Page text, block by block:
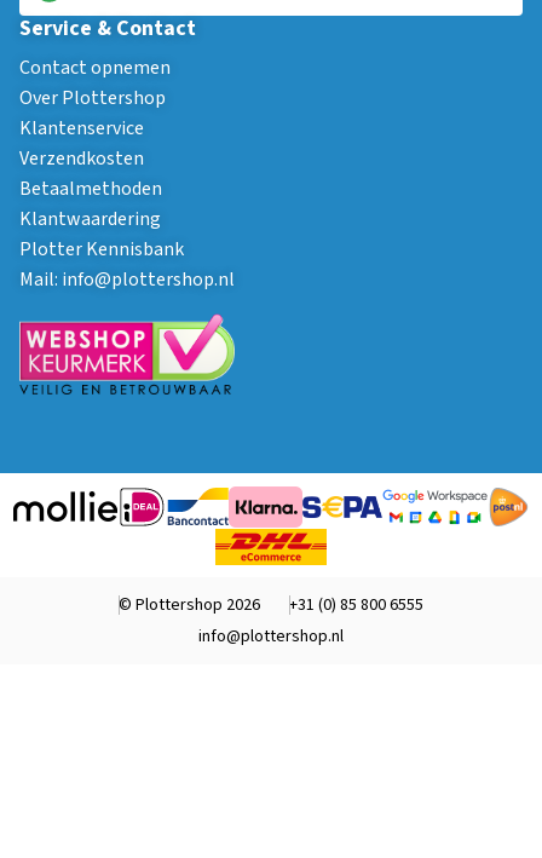
Service & Contact
Contact opnemen
Over Plottershop
Klantenservice
Verzendkosten
Betaalmethoden
Klantwaardering
Plotter Kennisbank
Mail: info@plottershop.nl
© Plottershop 2026
+31 (0) 85 800 6555
info@plottershop.nl